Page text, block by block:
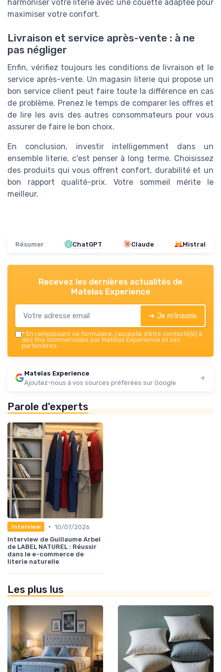
harmoniser votre literie avec une couette adaptée pour
maximiser votre confort.
Livraison et service après-vente : à ne
pas négliger
Enfin, vérifiez toujours les conditions de livraison et le
service après-vente. Un magasin literie qui propose un
bon service client peut faire toute la différence en cas
de problème. Prenez le temps de comparer les offres et
de lire les avis des autres consommateurs pour vous
assurer de faire le bon choix.
En conclusion, investir intelligemment dans un
ensemble literie, c'est penser à long terme. Choisissez
des produits qui vous offrent confort, durabilité et un
bon rapport qualité-prix. Votre sommeil mérite le
meilleur.
Résumer ChatGPT Claude Mistral
Recevez les dernières actualités de
Matelas Experience
➔ Je m'inscris
* En remplissant ce formulaire, j’accepte d’être contacté(e) à
des fins commerciales par Matelas Experience et ses
partenaires.
Matelas Experience
Ajoutez-nous à vos sources préférées sur Google
Parole d'experts
Interview • 10/07/2026
Interview de Guillaume Arbel
de LABEL NATUREL : Réussir
dans le e-commerce de
literie naturelle
Les plus lus